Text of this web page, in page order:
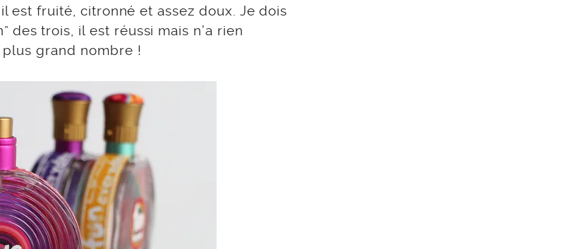
est fruité, citronné et assez doux. Je dois
des trois, il est réussi mais n’a rien
grand nombre !